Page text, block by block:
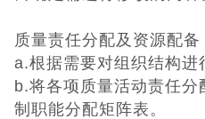
ISO体系认证
美国认证
CCC认证
质量责任分配及资源配备
a.根据需要对组织结构进
b.将各项质量活动责任
制职能分配矩阵表。